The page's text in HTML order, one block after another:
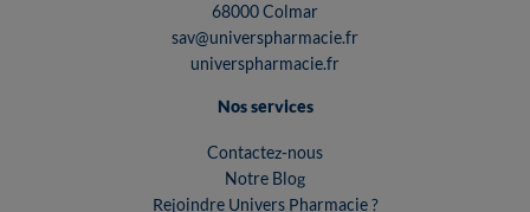
68000 Colmar
sav@universpharmacie.fr
universpharmacie.fr
Nos services
Contactez-nous
Notre Blog
Rejoindre Univers Pharmacie ?